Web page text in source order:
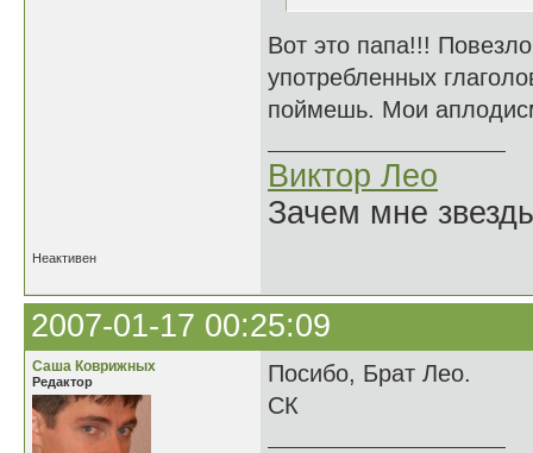
Вот это папа!!!
употребленных
поймешь. Мои
Виктор Лео
Зачем мне
Неактивен
2007-01-17 00:25:09
Саша Коврижных
Редактор
Посибо, Брат Лео.
СК